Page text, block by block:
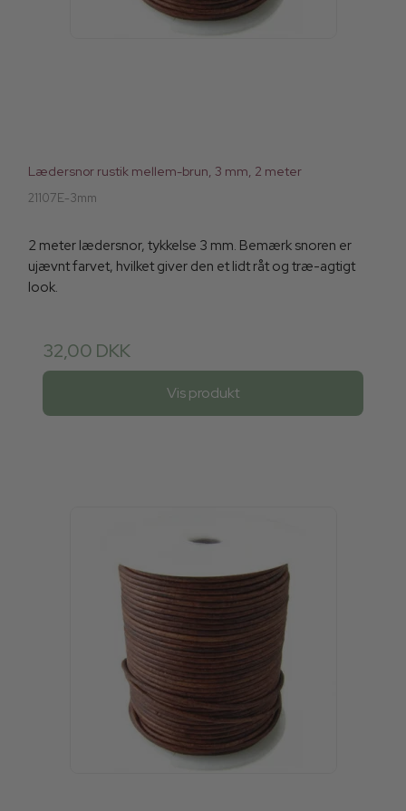
Lædersnor rustik mellem-brun, 3 mm, 2 meter
21107E-3mm
2 meter lædersnor, tykkelse 3 mm. Bemærk snoren er
ujævnt farvet, hvilket giver den et lidt råt og træ-agtigt
look.
32,00 DKK
Vis produkt